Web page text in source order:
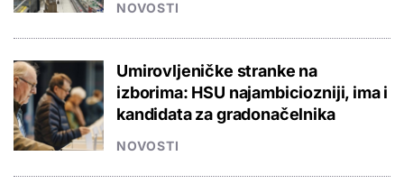
NOVOSTI
Umirovljeničke stranke na
izborima: HSU najambiciozniji, ima i
kandidata za gradonačelnika
NOVOSTI